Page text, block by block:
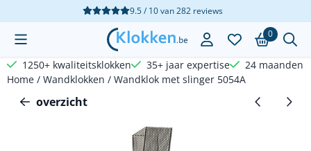
Cookievoorkeuren zijn beschikbaar. Kies instellingen of sta
9.5 / 10van282reviews
0
1250+ kwaliteitsklokken 35+ jaar expertise
24 maanden
Home / Wandklokken / Wandklok met slinger 5054A
overzicht